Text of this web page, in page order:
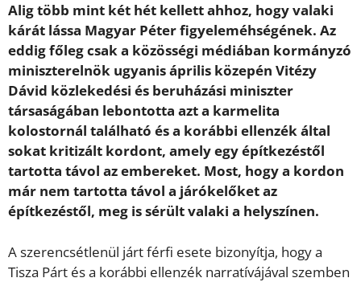
Alig több mint két hét kellett ahhoz, hogy valaki
kárát lássa Magyar Péter figyeleméhségének. Az
eddig főleg csak a közösségi médiában kormányzó
miniszterelnök ugyanis április közepén Vitézy
Dávid közlekedési és beruházási miniszter
társaságában lebontotta azt a karmelita
kolostornál található és a korábbi ellenzék által
sokat kritizált kordont, amely egy építkezéstől
tartotta távol az embereket. Most, hogy a kordon
már nem tartotta távol a járókelőket az
építkezéstől, meg is sérült valaki a helyszínen.
A szerencsétlenül járt férfi esete bizonyítja, hogy a
Tisza Párt és a korábbi ellenzék narratívájával szemben